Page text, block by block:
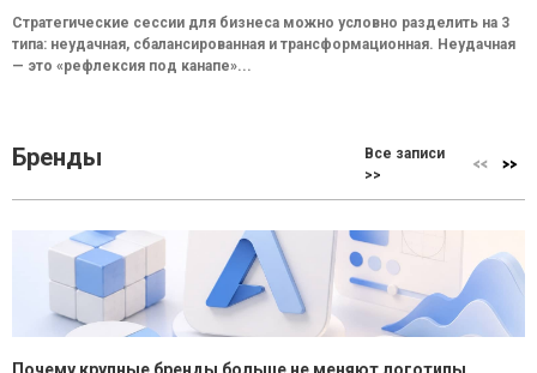
Стратегические сессии для бизнеса можно условно разделить на 3
типа: неудачная, сбалансированная и трансформационная. Неудачная
— это «рефлексия под канапе»...
Бренды
Все записи
>>